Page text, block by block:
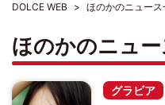
DOLCE WEB ほのかのニュース
ほのかのニュ
グラビア